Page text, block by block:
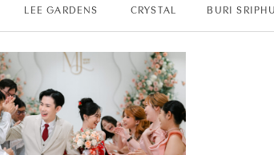
LEE GARDENS CRYSTAL BURI SRIPHU